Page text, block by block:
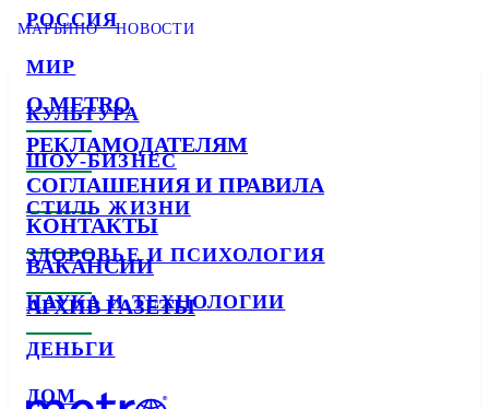
РОССИЯ
МИР
КУЛЬТУРА
ШОУ-БИЗНЕС
СТИЛЬ ЖИЗНИ
ЗДОРОВЬЕ И ПСИХОЛОГИЯ
НАУКА И ТЕХНОЛОГИИ
ДЕНЬГИ
ДОМ
МАРЬИНО НОВОСТИ
О METRO
РЕКЛАМОДАТЕЛЯМ
СОГЛАШЕНИЯ И ПРАВИЛА
КОНТАКТЫ
ВАКАНСИИ
АРХИВ ГАЗЕТЫ